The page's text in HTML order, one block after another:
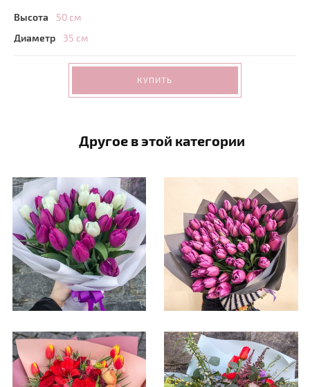
Высота
50 см
Диаметр
35 см
КУПИТЬ
Другое в этой категории